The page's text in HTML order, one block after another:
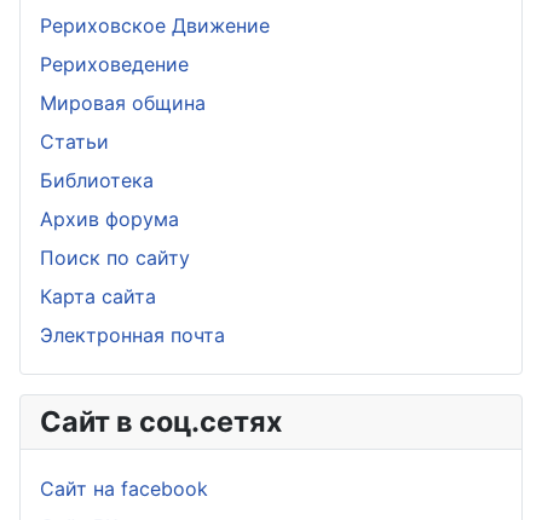
Рериховское Движение
Рериховедение
Мировая община
Статьи
Библиотека
Архив форума
Поиск по сайту
Карта сайта
Электронная почта
Сайт в соц.сетях
Сайт на facebook